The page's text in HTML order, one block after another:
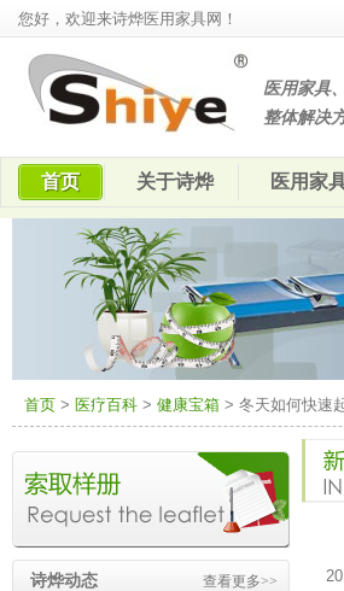
您好，欢迎来诗烨医用家具网！
医用家具
整体解决
首页 关于诗烨 医用家
首页 > 医疗百科 > 健康宝箱 > 冬天如何快速
查看更多>>
诗烨动态